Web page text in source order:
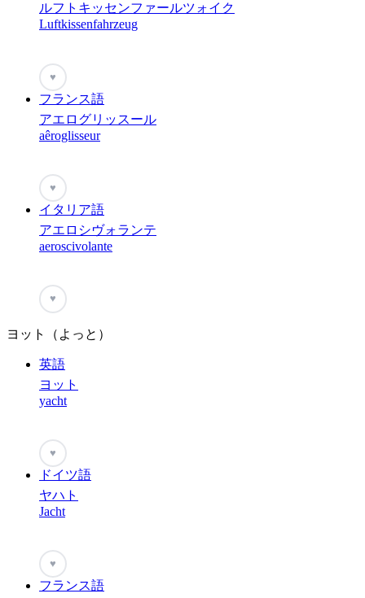
ルフトキッセンファールツォイク
Luftkissenfahrzeug
♥
フランス語
アエログリッスール
aêroglisseur
♥
イタリア語
アエロシヴォランテ
aeroscivolante
♥
ヨット（よっと）
英語
ヨット
yacht
♥
ドイツ語
ヤハト
Jacht
♥
フランス語